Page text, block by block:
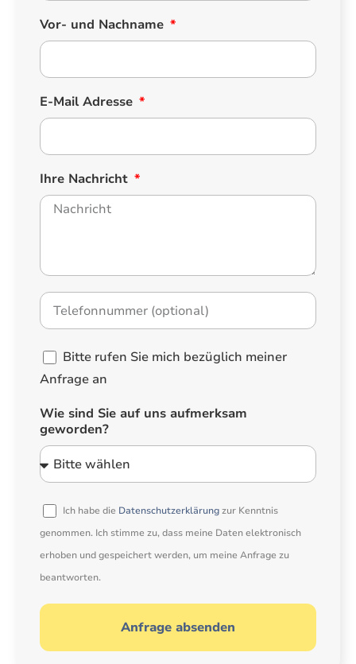
Vor- und Nachname
E-Mail Adresse
Ihre Nachricht
Bitte rufen Sie mich bezüglich meiner
Anfrage an
Wie sind Sie auf uns aufmerksam
geworden?
Ich habe die Datenschutzerklärungzur Kenntnis
genommen. Ich stimme zu, dass meine Daten elektronisch
erhoben und gespeichert werden, um meine Anfrage zu
beantworten.
Anfrage absenden